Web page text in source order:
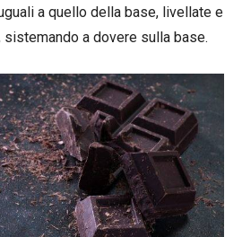
a quello della base, livellate e
a dovere sulla base.